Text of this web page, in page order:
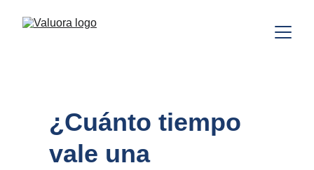
¿Cuánto tiempo
vale una